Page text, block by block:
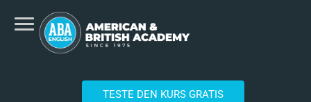
TESTE DEN KURS GRATIS